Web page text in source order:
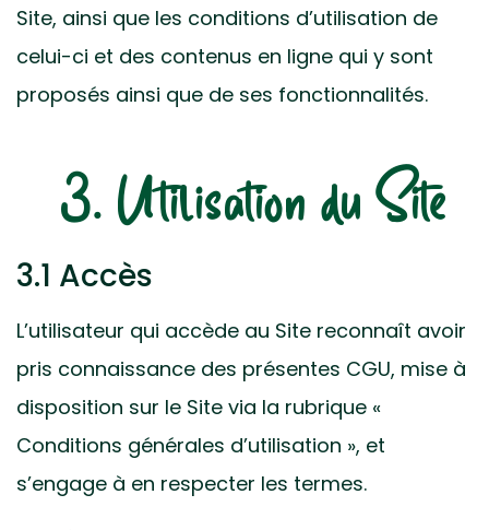
Site, ainsi que les conditions d’utilisation de
celui-ci et des contenus en ligne qui y sont
proposés ainsi que de ses fonctionnalités.
3. Utilisation du Site
3.1 Accès
L’utilisateur qui accède au Site reconnaît avoir
pris connaissance des présentes CGU, mise à
disposition sur le Site via la rubrique «
Conditions générales d’utilisation », et
s’engage à en respecter les termes.